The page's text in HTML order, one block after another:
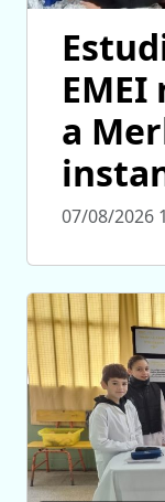
a
07/08/2026